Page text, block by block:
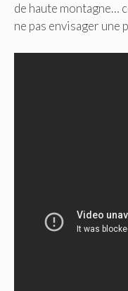
de haute montagne…
ne pas envisager une